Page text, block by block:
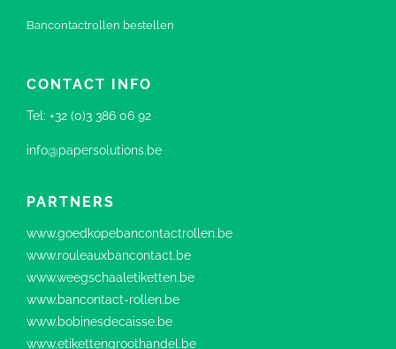
Bancontactrollen bestellen
CONTACT INFO
Tel: +32 (0)3 386 06 92
info@papersolutions.be
PARTNERS
www.goedkopebancontactrollen.be
www.rouleauxbancontact.be
www.weegschaaletiketten.be
www.bancontact-rollen.be
www.bobinesdecaisse.be
www.etikettengroothandel.be